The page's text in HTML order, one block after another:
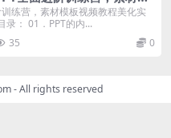
美化实战设计
训练营，素材模板视频教程美化实
录： 01．PPT的内...
35 0
- All rights reserved